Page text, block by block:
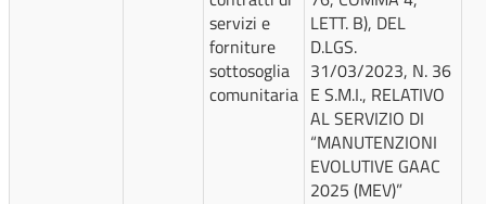
servizi e
forniture
sottosoglia
comunitaria
LETT. B), DEL
D.LGS.
31/03/2023, N. 36
E S.M.I., RELATIVO
AL SERVIZIO DI
“MANUTENZIONI
EVOLUTIVE GAAC
2025 (MEV)”